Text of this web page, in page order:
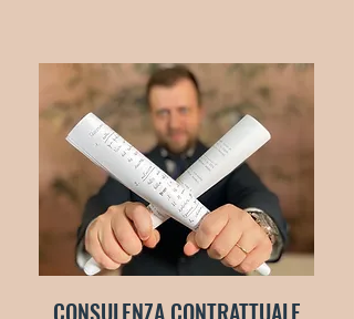
CONSULENZA CONTRATTUALE